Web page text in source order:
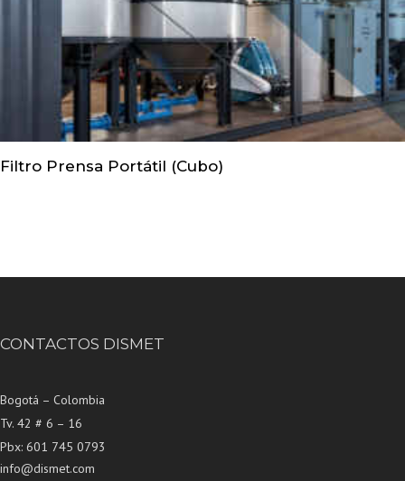
Filtro Prensa Portátil (Cubo)
CONTACTOS DISMET
Bogotá – Colombia
Tv. 42 # 6 – 16
Pbx: 601 745 0793
info@dismet.com